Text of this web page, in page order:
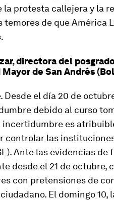
la protesta callejera y la
temores de que América
directora del
de San Andrés
Desde el día 20 de
debido al curso
incertidumbre es
controlar las
Ante las evidencias
desde el 21 de octubre,
con pretensiones de
El domingo 10,